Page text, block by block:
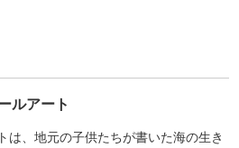
ルアート
は、地元の子供たちが書いた海の生き